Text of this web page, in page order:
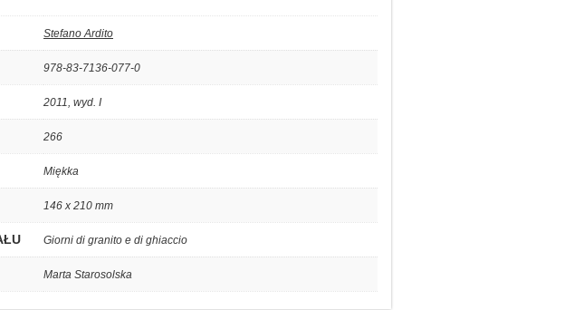
Stefano Ardito
978-83-7136-077-0
2011, wyd. I
266
Miękka
146 x 210 mm
Giorni di granito e di ghiaccio
Marta Starosolska